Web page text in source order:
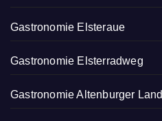
Gastronomie Elsteraue
Gastronomie Elsterradweg
Gastronomie Altenburger Land